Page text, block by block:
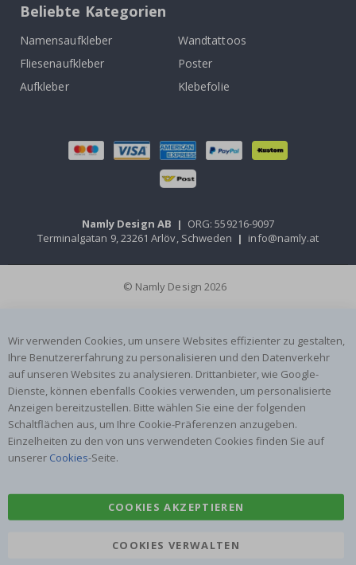
Beliebte Kategorien
Namensaufkleber
Wandtattoos
Fliesenaufkleber
Poster
Aufkleber
Klebefolie
Namly Design AB | ORG: 559216-9097
Terminalgatan 9, 23261 Arlöv, Schweden | info@namly.at
© Namly Design 2026
Wir verwenden Cookies, um unsere Websites effizienter zu gestalten,
Ihre Benutzererfahrung zu personalisieren und den Datenverkehr
auf unseren Websites zu analysieren. Drittanbieter, wie Google-
Dienste, können ebenfalls Cookies verwenden, um personalisierte
Anzeigen bereitzustellen. Bitte wählen Sie eine der folgenden
Schaltflächen aus, um Ihre Cookie-Präferenzen anzugeben.
Einzelheiten zu den von uns verwendeten Cookies finden Sie auf
unserer Cookies-Seite.
COOKIES AKZEPTIEREN
COOKIES VERWALTEN